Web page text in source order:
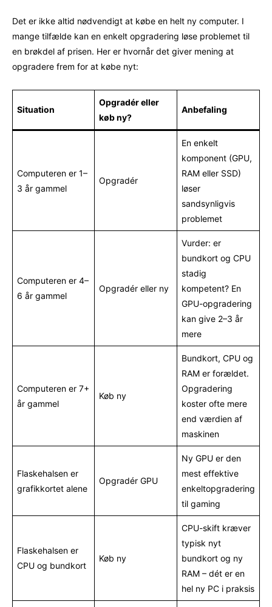
Det er ikke altid nødvendigt at købe en helt ny computer. I
mange tilfælde kan en enkelt opgradering løse problemet til
en brøkdel af prisen. Her er hvornår det giver mening at
opgradere frem for at købe nyt:
Situation
Opgradér eller
køb ny?
Anbefaling
Computeren er 1–
3 år gammel
Opgradér
En enkelt
komponent (GPU,
RAM eller SSD)
løser
sandsynligvis
problemet
Computeren er 4–
6 år gammel
Opgradér eller ny
Vurder: er
bundkort og CPU
stadig
kompetent? En
GPU-opgradering
kan give 2–3 år
mere
Computeren er 7+
år gammel
Køb ny
Bundkort, CPU og
RAM er forældet.
Opgradering
koster ofte mere
end værdien af
maskinen
Flaskehalsen er
grafikkortet alene
Opgradér GPU
Ny GPU er den
mest effektive
enkeltopgradering
til gaming
Flaskehalsen er
CPU og bundkort
Køb ny
CPU-skift kræver
typisk nyt
bundkort og ny
RAM – dét er en
hel ny PC i praksis